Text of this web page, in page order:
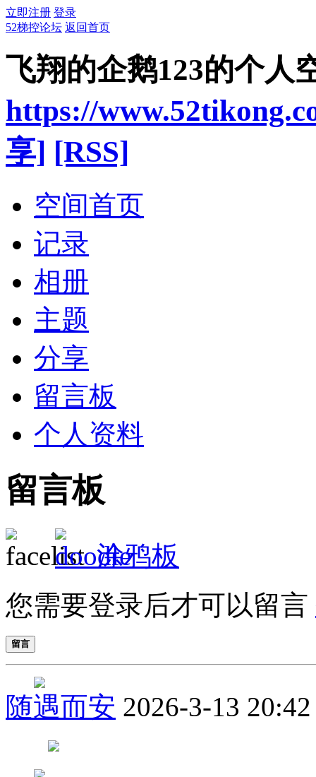
立即注册 登录
52梯控论坛 返回首页
飞翔的企鹅123的个人
https://
享] [RSS]
空间首页
记录
相册
主题
分享
留言板
个人资料
留言板
涂鸦板
您需要登录后才可以留言
留言
随遇而安 2026-3-13 20:42